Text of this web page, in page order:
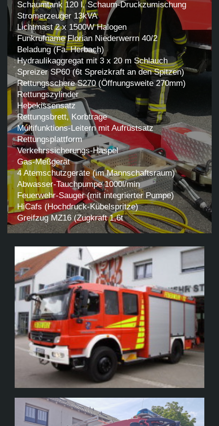
Schaumtank 120 l, Schaum-Druckzumischung
Stromerzeuger 13kVA
Lichtmast 2 x 1500W Halogen
Funkrufname Florian Niederwerrn 40/2
Beladung (Fa. Herbach)
Hydraulikaggregat mit 3 x 20 m Schlauch
Spreizer SP60 (6t Spreizkraft an den Spitzen)
Rettungsschere S270 (Öffnungsweite 270mm)
Rettungszylinder
Hebekissensatz
Rettungsbrett, Korbtrage
Multifunktions-Leitern mit Aufrüstsatz
Rettungsplattform
Verkehrssicherungs-Haspel
Gas-Meßgerät
4 Atemschutzgeräte (im Mannschaftsraum)
Abwasser-Tauchpumpe 1000l/min
Feuerwehr-Sauger (mit integrierter Pumpe)
HiCafs (Hochdruck-Kübelspritze)
Greifzug MZ16 (Zugkraft 1,6t